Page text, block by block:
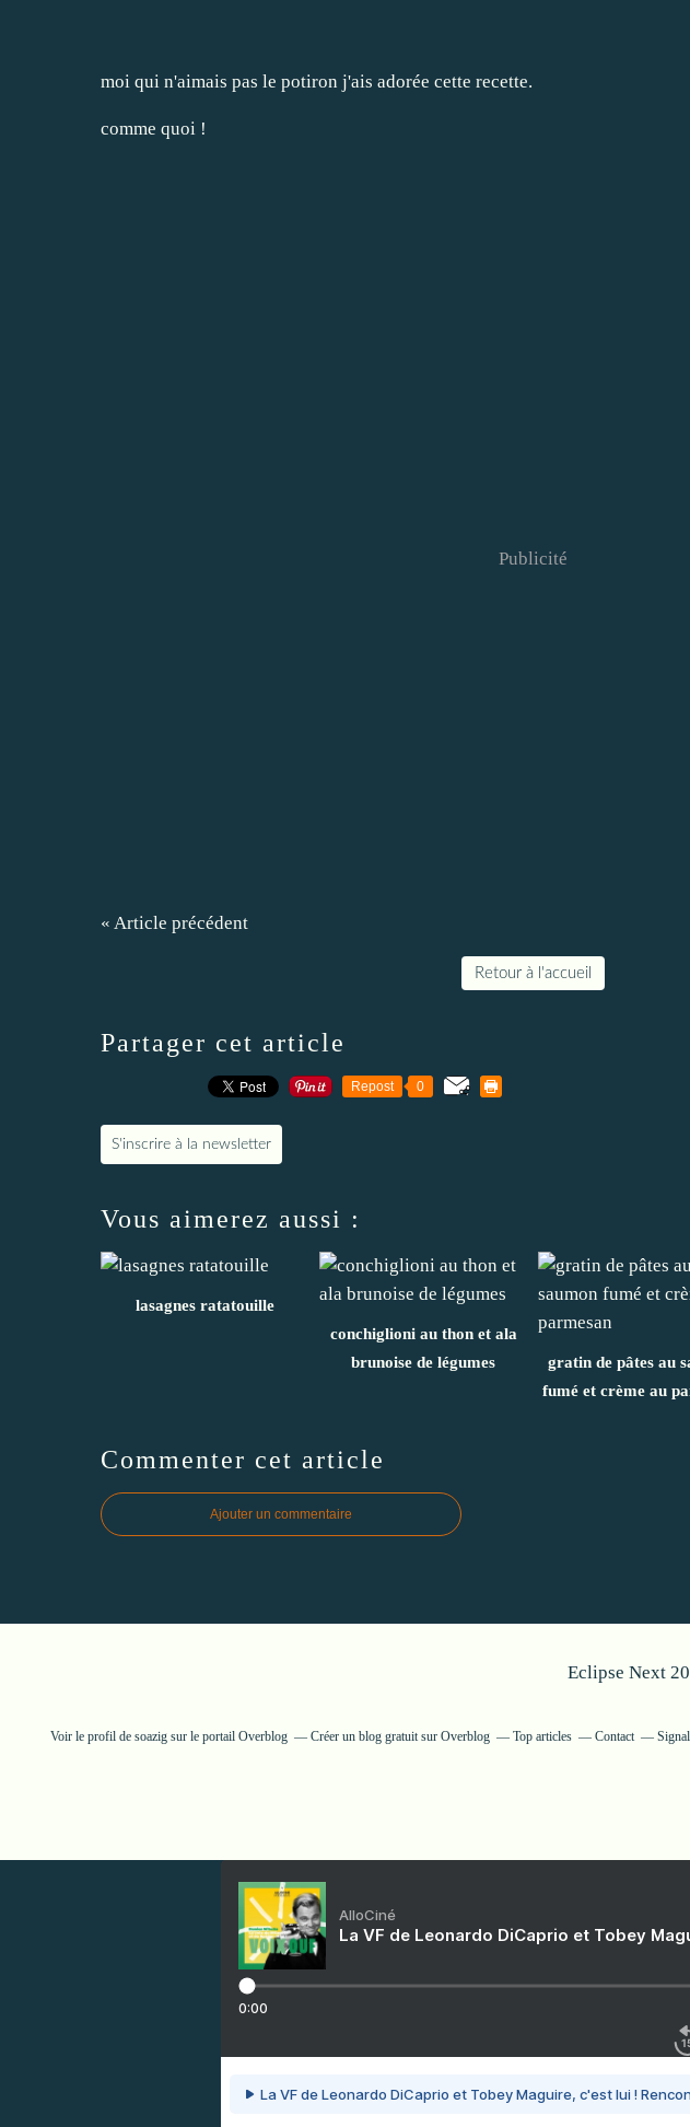
moi qui n'aimais pas le potiron j'ais adorée cette recette.
comme quoi !
Publicité
« Article précédent
Retour à l'accueil
Partager cet article
Repost 0
S'inscrire à la newsletter
Vous aimerez aussi :
lasagnes ratatouille
conchiglioni au thon et ala
brunoise de légumes
gratin de pâtes au
fumé et crème au
Commenter cet article
Ajouter un commentaire
Eclipse Next
Voir le profil de soazigsur le portail Overblog Créer un blog gratuit sur Overblog Top articles Contact
AlloCiné
La VF de Leonardo DiCaprio et Tobey
0:00
La VF de Leonardo DiCaprio et Tobey Maguire, c'est lui !